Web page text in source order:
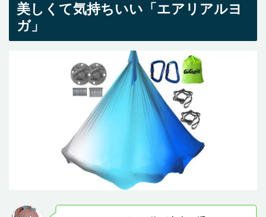
美しくて気持ちいい「エアリアルヨ
ガ」